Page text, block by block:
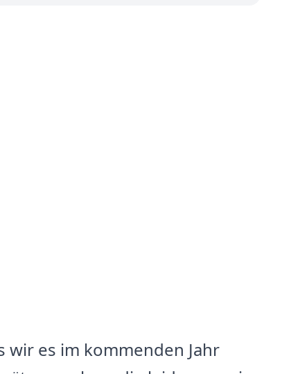
wir es im kommenden Jahr